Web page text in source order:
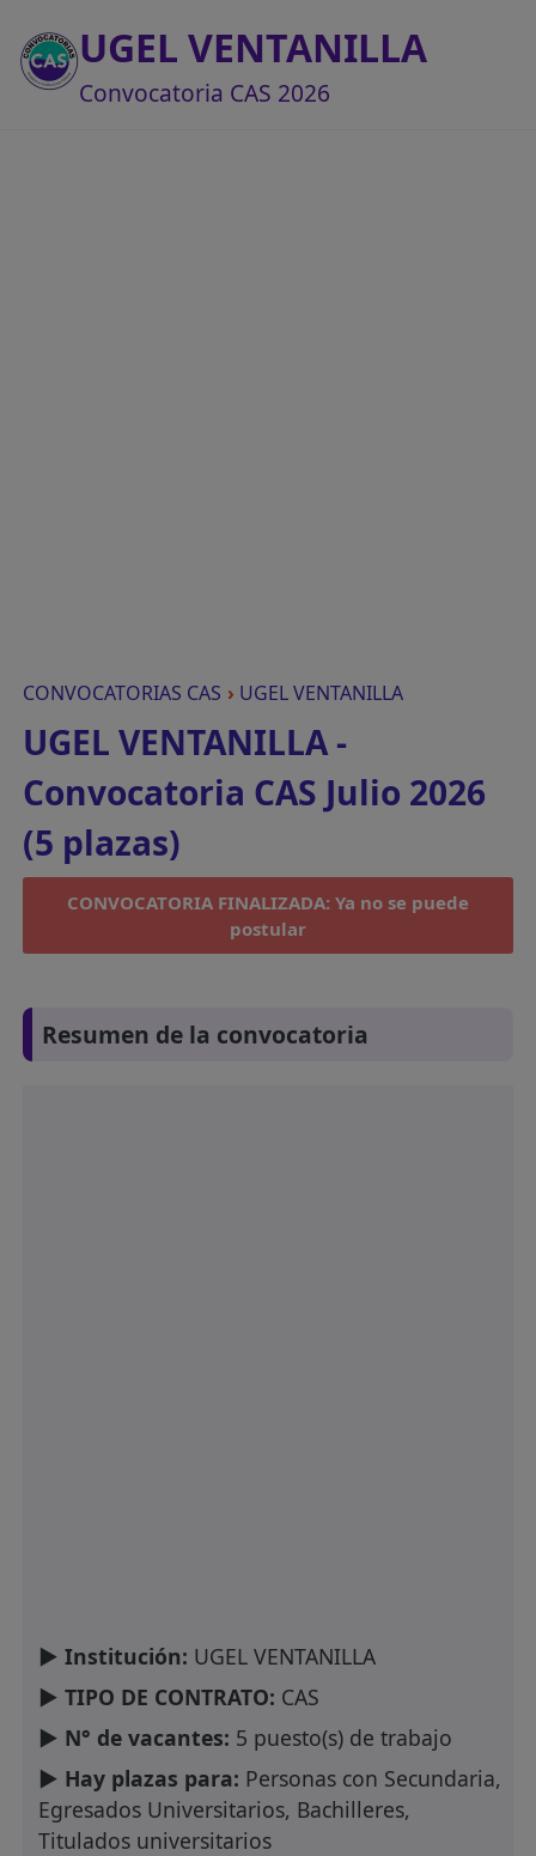
UGEL VENTANILLA
Convocatoria CAS 2026
CONVOCATORIAS CAS › UGEL VENTANILLA
UGEL VENTANILLA -
Convocatoria CAS Julio 2026
(5 plazas)
CONVOCATORIA FINALIZADA: Ya no se puede
postular
Resumen de la convocatoria
► Institución: UGEL VENTANILLA
► TIPO DE CONTRATO: CAS
► N° de vacantes: 5 puesto(s) de trabajo
► Hay plazas para: Personas con Secundaria,
Egresados Universitarios, Bachilleres,
Titulados universitarios